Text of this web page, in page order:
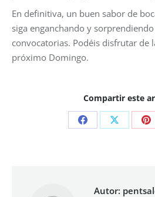
En definitiva, un buen sabor de
siga enganchando y
convocatorias. Podéis disfrutar de
próximo Domingo.
Compartir este
Share Share
Autor: